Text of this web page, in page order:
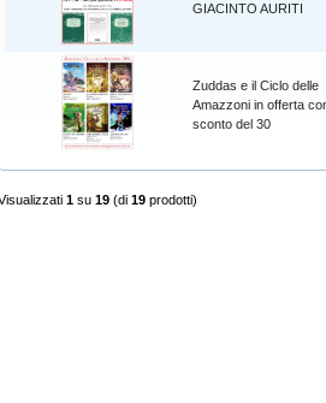
GIACINTO AURITI
Zuddas e il Ciclo delle
Amazzoni in offerta
sconto del 30
1 su 19 (di 19 prodotti)